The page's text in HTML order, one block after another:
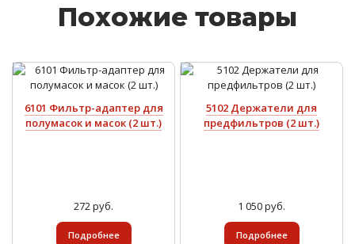
Похожие товары
6101 Фильтр-адаптер для
полумасок и масок (2 шт.)
272 руб.
Подробнее
5102 Держатели для
предфильтров (2 шт.)
1 050 руб.
Подробнее